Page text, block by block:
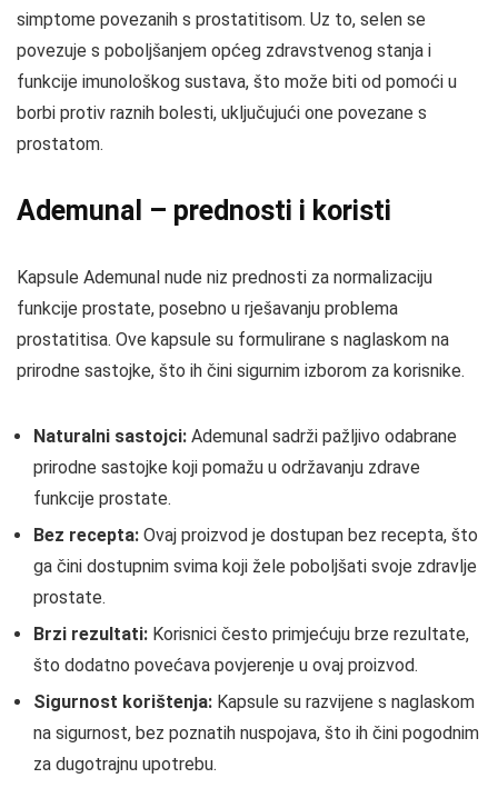
simptome povezanih s prostatitisom. Uz to, selen se
povezuje s poboljšanjem općeg zdravstvenog stanja i
funkcije imunološkog sustava, što može biti od pomoći u
borbi protiv raznih bolesti, uključujući one povezane s
prostatom.
Ademunal – prednosti i koristi
Kapsule Ademunal nude niz prednosti za normalizaciju
funkcije prostate, posebno u rješavanju problema
prostatitisa. Ove kapsule su formulirane s naglaskom na
prirodne sastojke, što ih čini sigurnim izborom za korisnike.
Naturalni sastojci: Ademunal sadrži pažljivo odabrane
prirodne sastojke koji pomažu u održavanju zdrave
funkcije prostate.
Bez recepta: Ovaj proizvod je dostupan bez recepta, što
ga čini dostupnim svima koji žele poboljšati svoje zdravlje
prostate.
Brzi rezultati: Korisnici često primjećuju brze rezultate,
što dodatno povećava povjerenje u ovaj proizvod.
Sigurnost korištenja: Kapsule su razvijene s naglaskom
na sigurnost, bez poznatih nuspojava, što ih čini pogodnim
za dugotrajnu upotrebu.